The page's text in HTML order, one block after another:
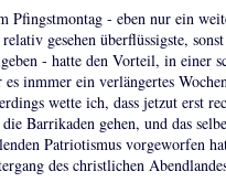
Pfingstmontag - eben nur ein
gesehen überflüssigste,
- hatte den Vorteil, in einer
es inmmer ein verlängertes
wette ich, dass jetzut erst
Barrikaden gehen, und das
Patriotismus vorgeworfen
des christlichen